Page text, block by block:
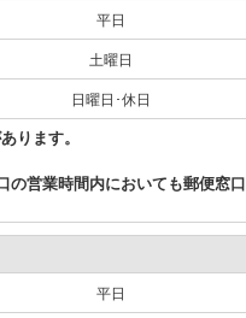
平日
土曜日
日曜日･休日
ります。
営業時間内においても郵便窓
平日